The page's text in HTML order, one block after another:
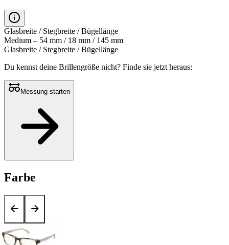
Glasbreite / Stegbreite / Bügellänge
Medium – 54 mm / 18 mm / 145 mm
Glasbreite / Stegbreite / Bügellänge
Du kennst deine Brillengröße nicht? Finde sie jetzt heraus:
Messung starten
Farbe